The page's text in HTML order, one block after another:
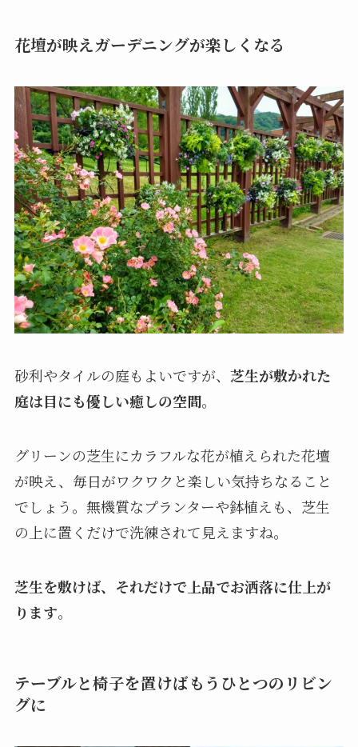
花壇が映えガーデニングが楽しくなる
砂利やタイルの庭もよいですが、 芝生が敷かれた
庭は目にも優しい癒しの空間。
グリーンの芝生にカラフルな花が植えられた花壇
が映え、毎日がワクワクと楽しい気持ちなること
でしょう。無機質なプランターや鉢植えも、芝生
の上に置くだけで洗練されて見えますね。
芝生を敷けば、それだけで上品でお洒落に仕上が
ります。
テーブルと椅子を置けばもうひとつのリビン
グに